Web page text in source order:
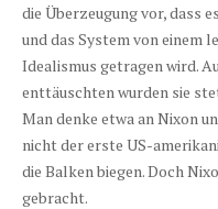
die Überzeugung vor, dass
und das System von einem
Idealismus getragen wird.
enttäuschten wurden sie
Man denke etwa an Nixon
nicht der erste US-
die Balken biegen. Doch
gebracht.